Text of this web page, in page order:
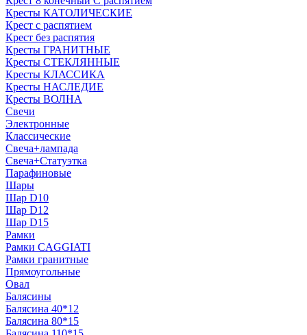
Кресты КАТОЛИЧЕСКИЕ
Крест с распятием
Крест без распятия
Кресты ГРАНИТНЫЕ
Кресты СТЕКЛЯННЫЕ
Кресты КЛАССИКА
Кресты НАСЛЕДИЕ
Кресты ВОЛНА
Свечи
Электронные
Классические
Свеча+лампада
Свеча+Статуэтка
Парафиновые
Шары
Шар D10
Шар D12
Шар D15
Рамки
Рамки CAGGIATI
Рамки гранитные
Прямоугольные
Овал
Балясины
Балясина 40*12
Балясина 80*15